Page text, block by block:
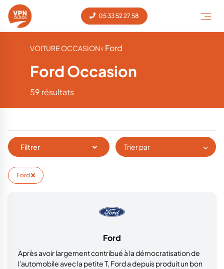
05 33 52 27 58
VOITURE OCCASION‹ Ford
Ford Occasion
59 résultats
Filtrer Trier par
Ford
Ford
Après avoir largement contribué à la démocratisation de
l'automobile avec la petite T, Ford a depuis produit un bon